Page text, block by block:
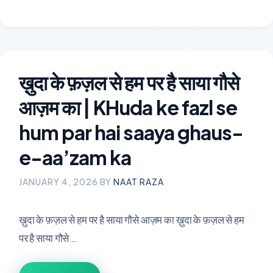
ख़ुदा के फ़ज़ल से हम पर है साया गौसे
आज़म का | KHuda ke fazl se
hum par hai saaya ghaus-
e-aa’zam ka
JANUARY 4, 2026 BY NAAT RAZA
ख़ुदा के फ़ज़ल से हम पर है साया गौसे आज़म का ख़ुदा के फ़ज़ल से हम
पर है साया गौसे …